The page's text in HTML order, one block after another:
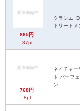
865円
87pt
クラシエ
トリート
768円
8pt
ネイチャー
ト パーフ
ン